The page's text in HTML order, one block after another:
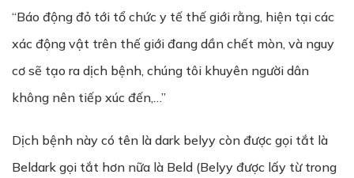
“Báo động đỏ tới tổ chức y tế thế giới rằng, hiện tại các
xác động vật trên thế giới đang dần chết mòn, và nguy
cơ sẽ tạo ra dịch bệnh, chúng tôi khuyên người dân
không nên tiếp xúc đến,…”
Dịch bệnh này có tên là dark belyy còn được gọi tắt là
Beldark gọi tắt hơn nữa là Beld (Belyy được lấy từ trong